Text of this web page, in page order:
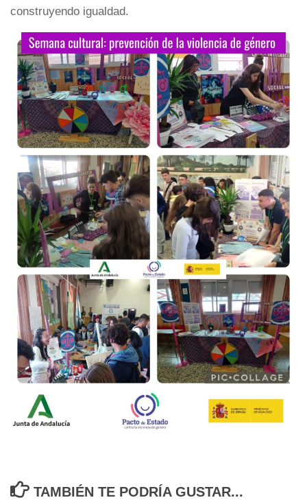
construyendo igualdad.
TAMBIÉN TE PODRÍA GUSTAR...